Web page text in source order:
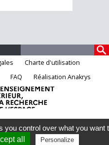
Charte d'utilisation
FAQ Réalisation Anakrys
you control over what you want
all Personalize